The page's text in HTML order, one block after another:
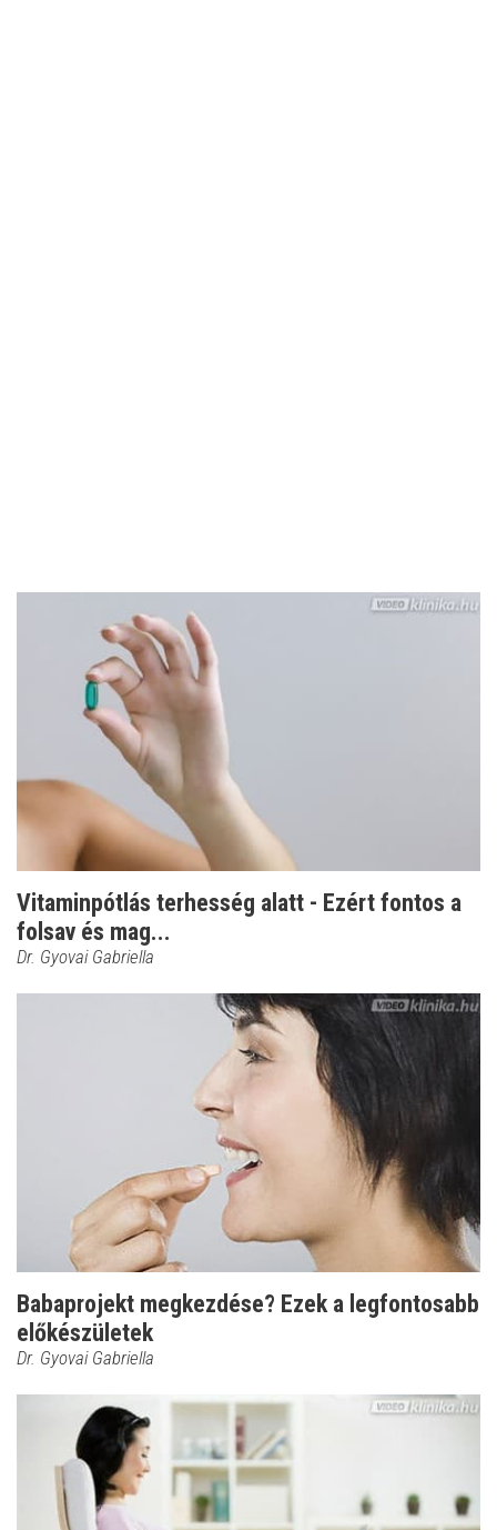
Vitaminpótlás terhesség alatt - Ezért fontos a
folsav és mag...
Dr. Gyovai Gabriella
Babaprojekt megkezdése? Ezek a legfontosabb
előkészületek
Dr. Gyovai Gabriella